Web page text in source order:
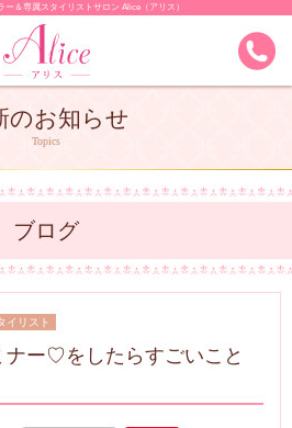
ー＆専属スタイリストサロン Alice（アリス）
のお知らせ
Topics
ブログ
イリスト
ナー♡をしたらすごいこと